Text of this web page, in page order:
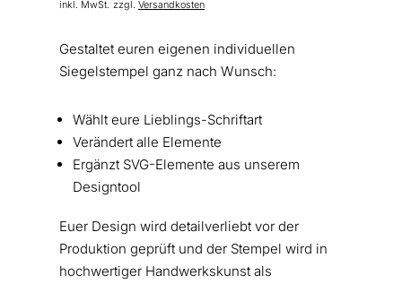
inkl. MwSt. zzgl. Versandkosten
Gestaltet euren eigenen individuellen
Siegelstempel ganz nach Wunsch:
Wählt eure Lieblings-Schriftart
Verändert alle Elemente
Ergänzt SVG-Elemente aus unserem
Designtool
Euer Design wird detailverliebt vor der
Produktion geprüft und der Stempel wird in
hochwertiger Handwerkskunst als